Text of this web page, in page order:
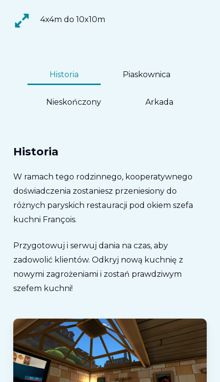
4x4m do 10x10m
Historia Piaskownica
Nieskończony Arkada
Historia
W ramach tego rodzinnego, kooperatywnego
doświadczenia zostaniesz przeniesiony do
różnych paryskich restauracji pod okiem szefa
kuchni François.
Przygotowuj i serwuj dania na czas, aby
zadowolić klientów. Odkryj nową kuchnię z
nowymi zagrożeniami i zostań prawdziwym
szefem kuchni!